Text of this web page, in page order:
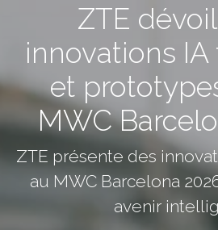
ZTE
innovations
et
MWC
ZTE présente des
au MWC Barcelona
avenir